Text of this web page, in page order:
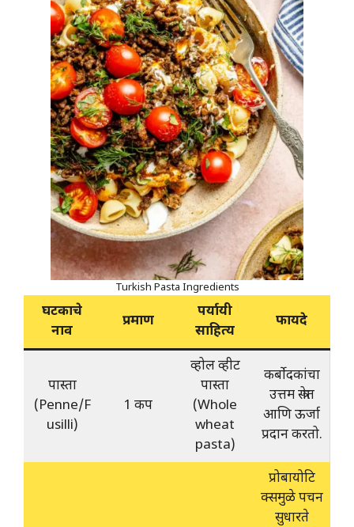
Turkish Pasta Ingredients
घटकाचे
नाव
प्रमाण
पर्यायी
साहित्य
फायदे
पास्ता
(Penne/F
usilli)
1 कप
व्होल व्हीट
पास्ता
(Whole
wheat
pasta)
कर्बोदकांचा
उत्तम स्त्रोत
आणि ऊर्जा
प्रदान करतो.
प्रोबायोटि
क्समुळे पचन
सुधारते